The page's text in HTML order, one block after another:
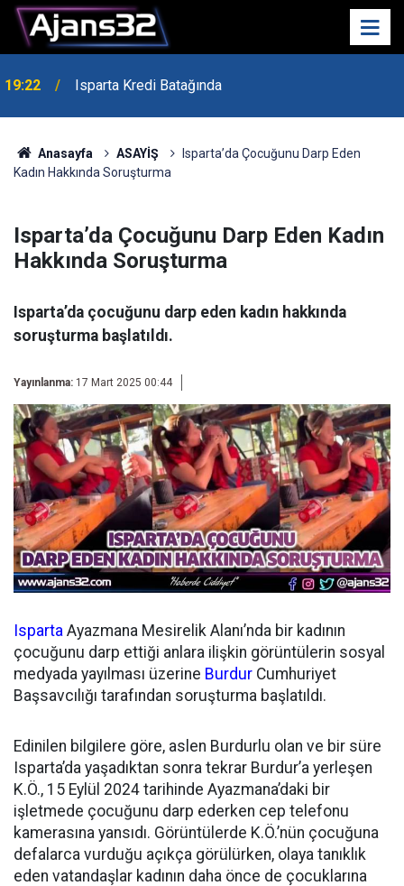
19:22 Isparta Kredi Batağında
Anasayfa ASAYİŞ
Isparta’da Çocuğunu Darp Eden
Kadın Hakkında Soruşturma
Isparta’da Çocuğunu Darp Eden Kadın
Hakkında Soruşturma
Isparta’da çocuğunu darp eden kadın hakkında
soruşturma başlatıldı.
Yayınlanma: 17 Mart 2025 00:44
Isparta Ayazmana Mesirelik Alanı’nda bir kadının
çocuğunu darp ettiği anlara ilişkin görüntülerin sosyal
medyada yayılması üzerine Burdur Cumhuriyet
Başsavcılığı tarafından soruşturma başlatıldı.
Edinilen bilgilere göre, aslen Burdurlu olan ve bir süre
Isparta’da yaşadıktan sonra tekrar Burdur’a yerleşen
K.Ö., 15 Eylül 2024 tarihinde Ayazmana’daki bir
işletmede çocuğunu darp ederken cep telefonu
kamerasına yansıdı. Görüntülerde K.Ö.’nün çocuğuna
defalarca vurduğu açıkça görülürken, olaya tanıklık
eden vatandaşlar kadının daha önce de çocuklarına